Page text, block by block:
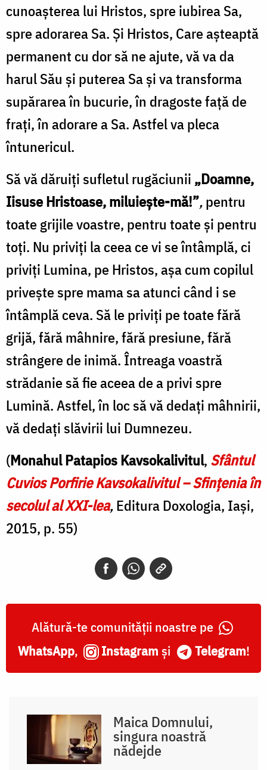
toți
/
Foto:
Ștefan
Cojocariu
cunoașterea lui Hristos, spre iubirea Sa,
spre adorarea Sa. Și Hristos, Care așteaptă
permanent cu dor să ne ajute, vă va da
harul Său și puterea Sa și va transforma
supărarea în bucurie, în dragoste față de
frați, în adorare a Sa. Astfel va pleca
întunericul.
Să vă dăruiți sufletul rugăciunii „Doamne,
Iisuse Hristoase, miluiește-mă!”,pentru
toate grijile voastre, pentru toate și pentru
toți. Nu priviți la ceea ce vi se întâmplă, ci
priviți Lumina, pe Hristos, așa cum copilul
privește spre mama sa atunci când i se
întâmplă ceva. Să le priviți pe toate fără
grijă, fără mâhnire, fără presiune, fără
strângere de inimă. Întreaga voastră
strădanie să fie aceea de a privi spre
Lumină. Astfel, în loc să vă dedați mâhnirii,
vă dedați slăvirii lui Dumnezeu.
(Monahul Patapios Kavsokalivitul, Sfântul
Cuvios Porfirie Kavsokalivitul – Sfințenia în
secolul al XXI-lea,Editura Doxologia, Iași,
2015, p. 55)
Alătură-te comunității noastre pe
WhatsApp, Instagram și Telegram!
Maica Domnului,
singura noastră
nădejde